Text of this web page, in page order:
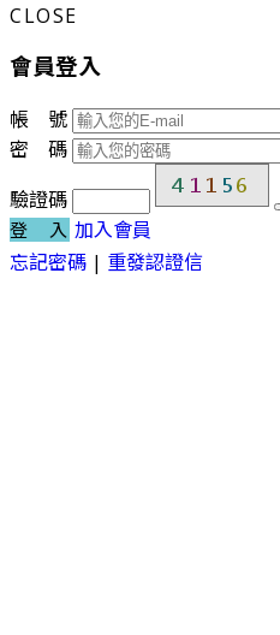
CLOSE
會員登入
帳 號
密 碼
驗證碼
登 入 加入會員
忘記密碼 | 重發認證信